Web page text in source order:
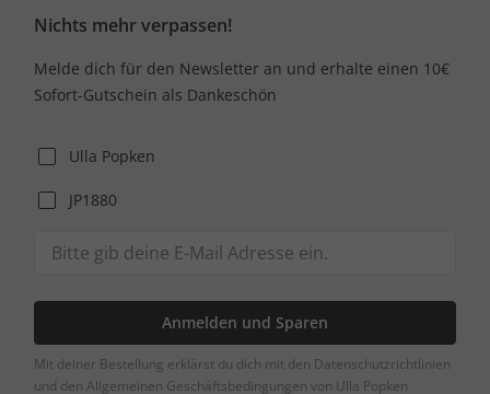
Nichts mehr verpassen!
Melde dich für den Newsletter an und erhalte einen 10€
Sofort-Gutschein als Dankeschön
Ulla Popken
JP1880
Anmelden und Sparen
Mit deiner Bestellung erklärst du dich mit den Datenschutzrichtlinien
und den Allgemeinen Geschäftsbedingungen von Ulla Popken